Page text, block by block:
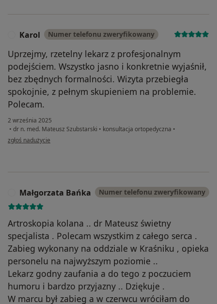
Karol Numer telefonu zweryfikowany
Uprzejmy, rzetelny lekarz z profesjonalnym
podejściem. Wszystko jasno i konkretnie wyjaśnił,
bez zbędnych formalności. Wizyta przebiegła
spokojnie, z pełnym skupieniem na problemie.
Polecam.
2 września 2025
• dr n. med. Mateusz Szubstarski • konsultacja ortopedyczna •
w opinii użytkownika Karol
zgłoś nadużycie
Małgorzata Bańka Numer telefonu zweryfikowany
Artroskopia kolana .. dr Mateusz świetny
specjalista . Polecam wszystkim z całego serca .
Zabieg wykonany na oddziale w Kraśniku , opieka
personelu na najwyższym poziomie ..
Lekarz godny zaufania a do tego z poczuciem
humoru i bardzo przyjazny .. Dziękuje .
W marcu był zabieg a w czerwcu wróciłam do